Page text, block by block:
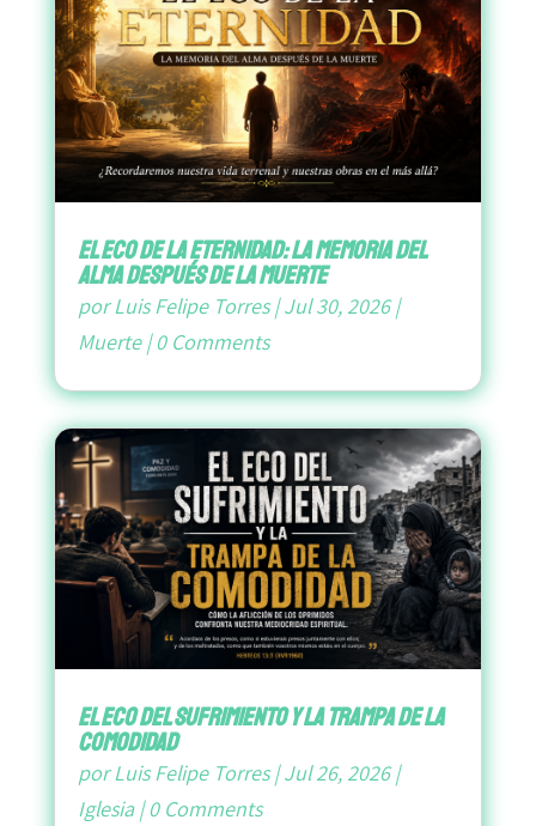
El Eco de la Eternidad: La Memoria del
Alma después de la Muerte
porLuis Felipe Torres|Jul 30, 2026|
Muerte|0 Comments
El Eco del Sufrimiento y la Trampa de la
Comodidad
porLuis Felipe Torres|Jul 26, 2026|
Iglesia|0 Comments